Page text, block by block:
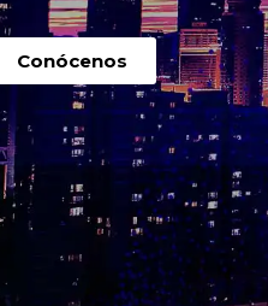
Conócenos